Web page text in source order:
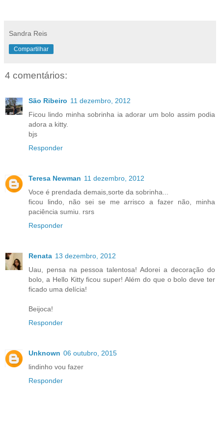
Sandra Reis
Compartilhar
4 comentários:
São Ribeiro 11 dezembro, 2012
Ficou lindo minha sobrinha ia adorar um bolo assim podia
adora a kitty.
bjs
Responder
Teresa Newman 11 dezembro, 2012
Voce é prendada demais,sorte da sobrinha...
ficou lindo, não sei se me arrisco a fazer não, minha
paciência sumiu. rsrs
Responder
Renata 13 dezembro, 2012
Uau, pensa na pessoa talentosa! Adorei a decoração do
bolo, a Hello Kitty ficou super! Além do que o bolo deve ter
ficado uma delícia!
Beijoca!
Responder
Unknown 06 outubro, 2015
lindinho vou fazer
Responder